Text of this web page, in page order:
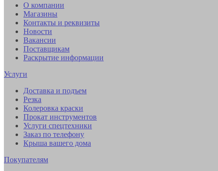
О компании
Магазины
Контакты и реквизиты
Новости
Вакансии
Поставщикам
Раскрытие информации
Услуги
Доставка и подъем
Резка
Колеровка краски
Прокат инструментов
Услуги спецтехники
Заказ по телефону
Крыша вашего дома
Покупателям